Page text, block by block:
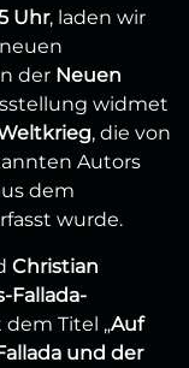
Uhr, laden wir
der Neuen
widmet
, die von
Autors
dem
wurde.
Christian
Fallada-
Titel „Auf
und der